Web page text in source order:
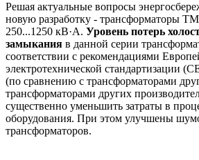
Решая актуальные вопросы
новую разработку - трансформаторы
250...1250 кВ·А. Уровень потерь
замыкания в данной серии
соответствии с рекомендациями
электротехнической стандартизации
(по сравнению с трансформаторами
трансформаторами других
существенно уменьшить затраты в
оборудования. При этом улучшены
трансформаторов.